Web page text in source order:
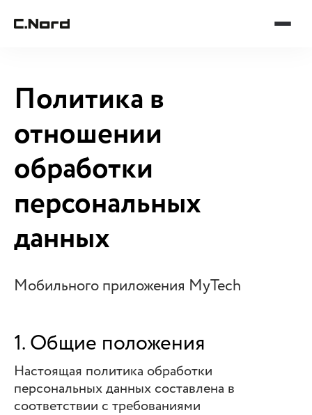
Политика в
отношении
обработки
персональных
данных
Мобильного приложения MyTech
1. Общие положения
Настоящая политика обработки
персональных данных составлена в
соответствии с требованиями